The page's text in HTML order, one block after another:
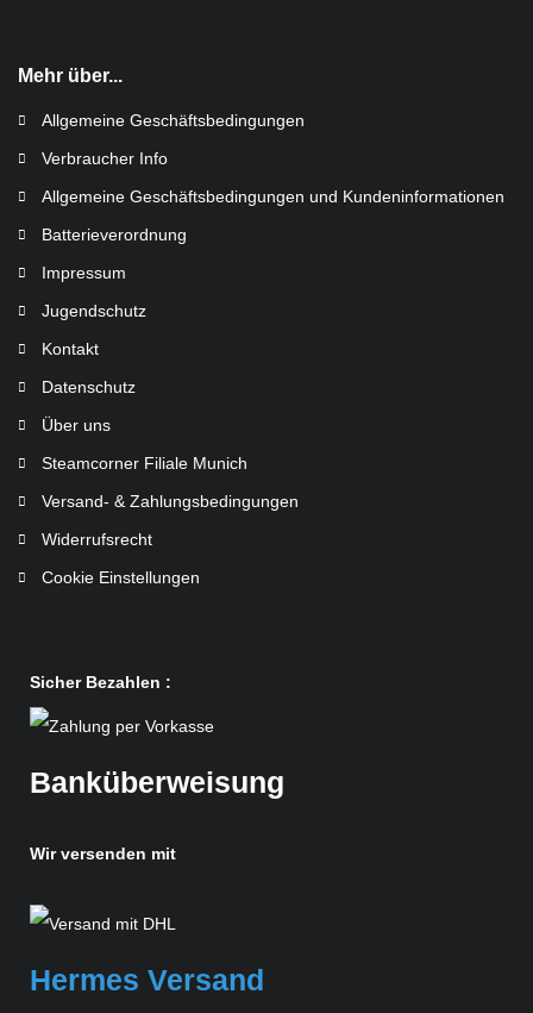
Mehr über...
Allgemeine Geschäftsbedingungen
Verbraucher Info
Allgemeine Geschäftsbedingungen und Kundeninformationen
Batterieverordnung
Impressum
Jugendschutz
Kontakt
Datenschutz
Über uns
Steamcorner Filiale Munich
Versand- & Zahlungsbedingungen
Widerrufsrecht
Cookie Einstellungen
Sicher Bezahlen :
Banküberweisung
Wir versenden mit
Hermes Versand